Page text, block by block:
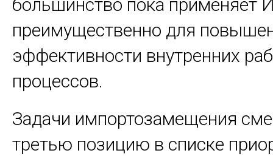
большинство пока применяет
преимущественно для
эффективности внутренних
процессов.
Задачи импортозамещения
третью позицию в списке